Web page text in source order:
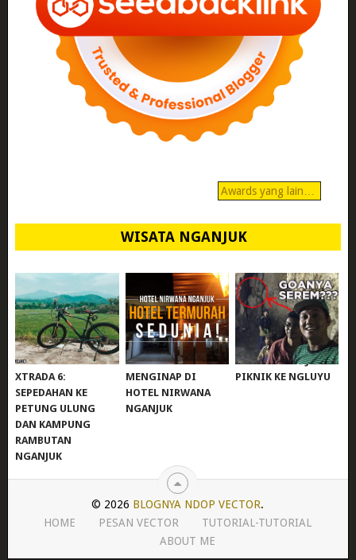
Awards yang lain…
WISATA NGANJUK
REVIEW POLYGON
XTRADA 6:
SEPEDAHAN KE
PETUNG ULUNG
DAN KAMPUNG
RAMBUTAN
NGANJUK
MURAH BANGET!
MENGINAP DI
HOTEL NIRWANA
NGANJUK
WISATA NGANJUK:
PIKNIK KE NGLUYU
© 2026 BLOGNYA NDOP VECTOR.
HOME
PESAN VECTOR
TUTORIAL-TUTORIAL
ABOUT ME